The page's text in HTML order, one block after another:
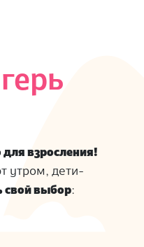
для взросления!
утром, дети-
свой выбор: